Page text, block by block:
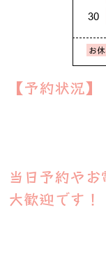
【予約状況】
当日予約や
大歓迎です！